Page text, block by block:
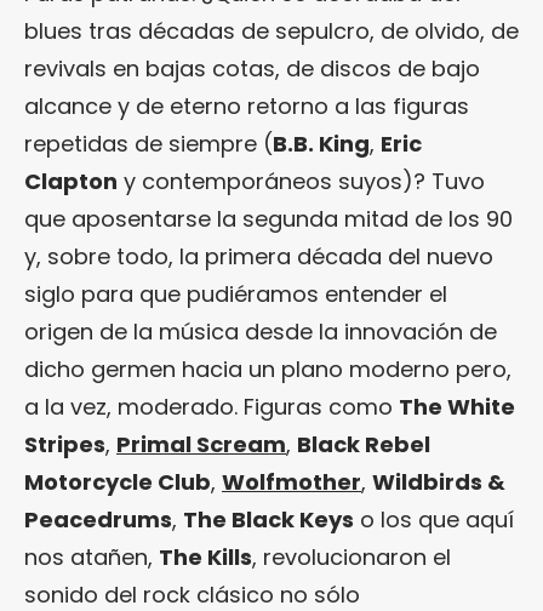
blues tras décadas de sepulcro, de olvido, de
revivals en bajas cotas, de discos de bajo
alcance y de eterno retorno a las figuras
repetidas de siempre (B.B. King, Eric
Clapton y contemporáneos suyos)? Tuvo
que aposentarse la segunda mitad de los 90
y, sobre todo, la primera década del nuevo
siglo para que pudiéramos entender el
origen de la música desde la innovación de
dicho germen hacia un plano moderno pero,
a la vez, moderado. Figuras como The White
Stripes, Primal Scream, Black Rebel
Motorcycle Club, Wolfmother, Wildbirds &
Peacedrums, The Black Keys o los que aquí
nos atañen, The Kills, revolucionaron el
sonido del rock clásico no sólo